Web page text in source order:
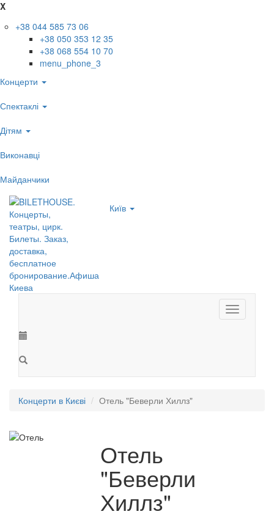
X
+38 044 585 73 06
+38 050 353 12 35
+38 068 554 10 70
menu_phone_3
Концерти
Спектаклі
Дітям
Виконавці
Майданчики
Київ
Toggle
navigation
Концерти в Києві Отель "Беверли Хиллз"
Отель
"Беверли
Хиллз"